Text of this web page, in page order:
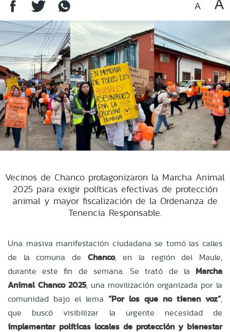
Vecinos de Chanco protagonizaron la Marcha Animal
2025 para exigir políticas efectivas de protección
animal y mayor fiscalización de la Ordenanza de
Tenencia Responsable.
Una masiva manifestación ciudadana se tomó las calles
de la comuna de Chanco, en la región del Maule,
durante este fin de semana. Se trató de la Marcha
Animal Chanco 2025, una movilización organizada por la
comunidad bajo el lema “Por los que no tienen voz”,
que buscó visibilizar la urgente necesidad de
implementar políticas locales de protección y bienestar